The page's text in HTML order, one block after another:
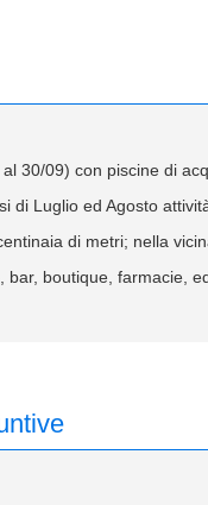
30/09) con piscine di
di Luglio ed Agosto
di metri; nella
boutique, farmacie,